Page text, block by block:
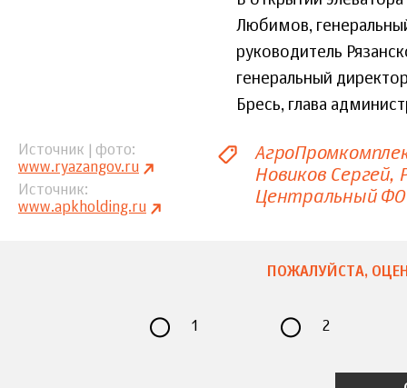
Любимов,
руководитель
генеральный
Бресь, глава
Источник | фото
www.ryazangov.ru
Источник
www.apkholding.ru
Новиков Сергей
Центральный ФО
ПОЖАЛУЙСТА,
1 2